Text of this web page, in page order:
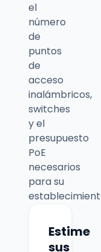
el
número
de
puntos
de
acceso
inalámbricos,
switches
y el
presupuesto
PoE
necesarios
para su
Estime
sus